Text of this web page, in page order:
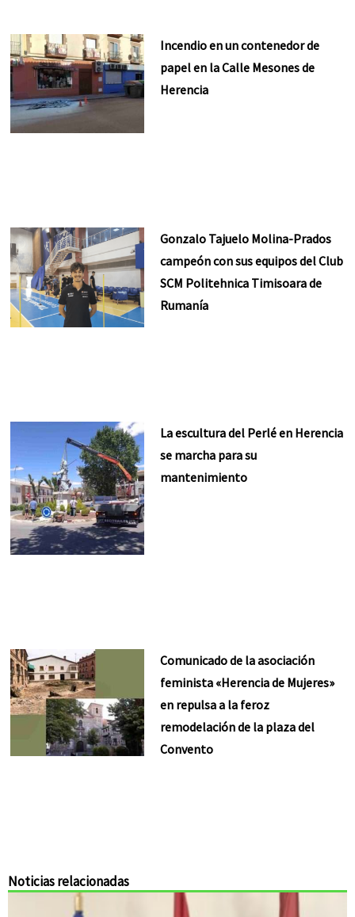
Incendio en un contenedor de
papel en la Calle Mesones de
Herencia
Gonzalo Tajuelo Molina-Prados
campeón con sus equipos del Club
SCM Politehnica Timisoara de
Rumanía
La escultura del Perlé en Herencia
se marcha para su
mantenimiento
Comunicado de la asociación
feminista «Herencia de Mujeres»
en repulsa a la feroz
remodelación de la plaza del
Convento
Noticias relacionadas